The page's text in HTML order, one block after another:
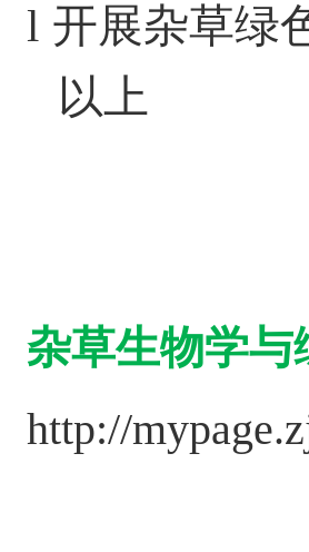
l 开展杂草绿
以上
杂草生物学与
http://